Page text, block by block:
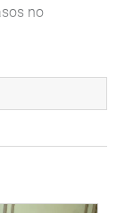
no
del 2013 y
casos de